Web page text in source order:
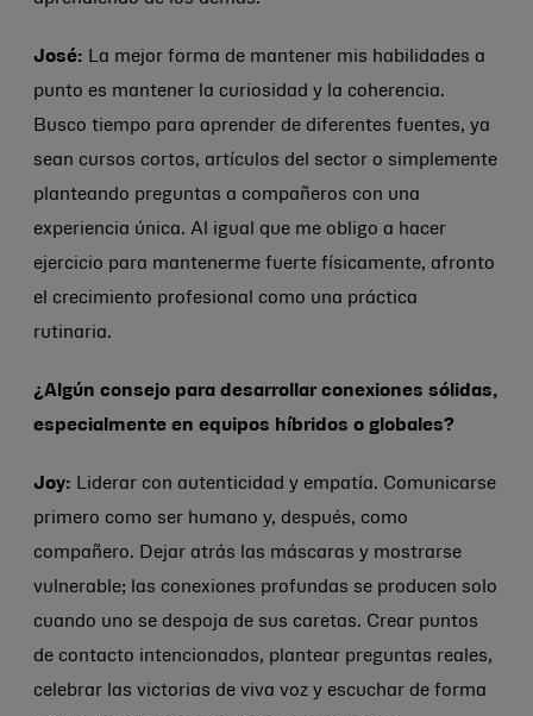
José: La mejor forma de mantener mis habilidades a
punto es mantener la curiosidad y la coherencia.
Busco tiempo para aprender de diferentes fuentes, ya
sean cursos cortos, artículos del sector o simplemente
planteando preguntas a compañeros con una
experiencia única. Al igual que me obligo a hacer
ejercicio para mantenerme fuerte físicamente, afronto
el crecimiento profesional como una práctica
rutinaria.
¿Algún consejo para desarrollar conexiones sólidas,
especialmente en equipos híbridos o globales?
Joy: Liderar con autenticidad y empatía. Comunicarse
primero como ser humano y, después, como
compañero. Dejar atrás las máscaras y mostrarse
vulnerable; las conexiones profundas se producen solo
cuando uno se despoja de sus caretas. Crear puntos
de contacto intencionados, plantear preguntas reales,
celebrar las victorias de viva voz y escuchar de forma